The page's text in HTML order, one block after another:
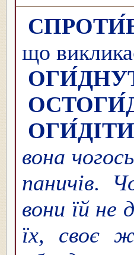
що
ОГИ́ДІТИ
вона
паничів.
вони їй не
їх, своє